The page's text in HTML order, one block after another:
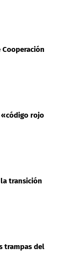
Cooperación
rojo
transición
trampas del